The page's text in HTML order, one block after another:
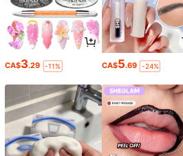
CA$3.29 -11% CA$5.69 -24%